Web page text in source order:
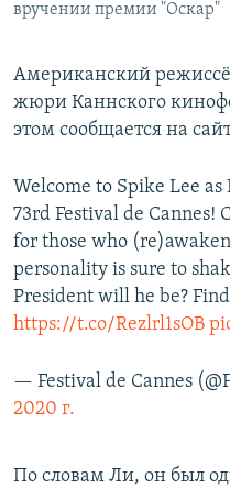
вручении премии "Оскар"
Американский
жюри Каннского
этом сообщается на
Welcome to Spike Lee
73rd Festival de Cannes!
for those who
personality is sure to
President will he be?
https://t.co/Rezlrl1sOB
— Festival de Cannes
2020 г.
По словам Ли, он был